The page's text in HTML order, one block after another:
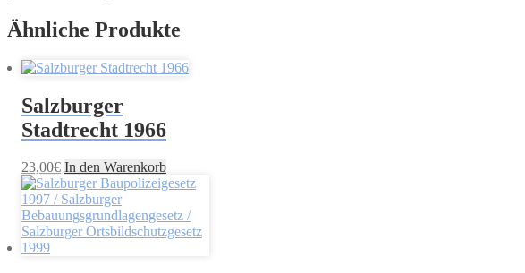
Ähnliche Produkte
Salzburger
Stadtrecht 1966
23,00€ In den Warenkorb